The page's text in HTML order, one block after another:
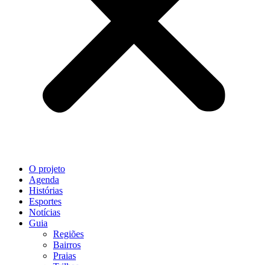
O projeto
Agenda
Histórias
Esportes
Notícias
Guia
Regiões
Bairros
Praias